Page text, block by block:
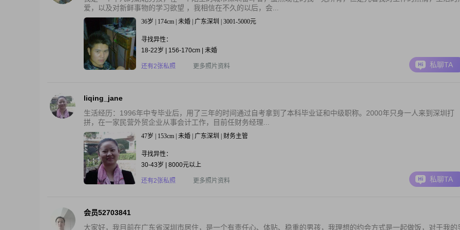
爱，以及对新鲜事物的学习欲望 ，我相信在不久的以后，会...
36岁 | 174cm | 未婚 | 广东深圳 | 3001-5000元
寻找异性：
18-22岁 | 156-170cm | 未婚
还有2张私照 更多照片资料 私聊TA
liqing_jane
生活经历：1996年中专毕业后，用了三年的时间通过自考拿到了本科毕业证和中级职称。2000年只身一人来到深圳打
拼，在一家民营外贸企业从事会计工作，目前任财务经理...
47岁 | 153cm | 未婚 | 广东深圳 | 财务主管
寻找异性：
30-43岁 | 8000元以上
还有2张私照 更多照片资料 私聊TA
会员52703841
大家好，我目前在广东省深圳市居住，是一个有责任心、体贴、稳重的男孩，我理想的约会方式是一起做饭，对于我的